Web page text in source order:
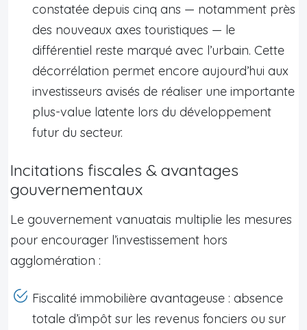
constatée depuis cinq ans — notamment près
des nouveaux axes touristiques — le
différentiel reste marqué avec l’urbain. Cette
décorrélation permet encore aujourd’hui aux
investisseurs avisés de réaliser une importante
plus-value latente lors du développement
futur du secteur.
Incitations fiscales & avantages
gouvernementaux
Le gouvernement vanuatais multiplie les mesures
pour encourager l’investissement hors
agglomération :
Fiscalité immobilière avantageuse : absence
totale d’impôt sur les revenus fonciers ou sur